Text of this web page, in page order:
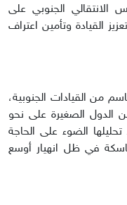
الانتقالي الجنوبي على
القيادة وتأمين اعتراف
من القيادات الجنوبية،
الدول الصغيرة على نحو
الضوء على الحاجة
في ظل انهيار أوسع